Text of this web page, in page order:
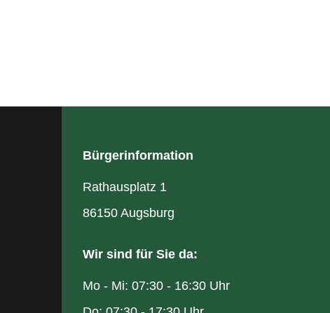
Bürgerinformation
Rathausplatz 1
86150 Augsburg
Wir sind für Sie da:
Mo - Mi: 07:30 - 16:30 Uhr